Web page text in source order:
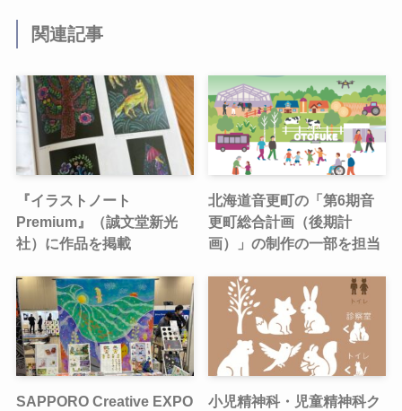
関連記事
『イラストノート
Premium』（誠文堂新光
社）に作品を掲載
北海道音更町の「第6期音
更町総合計画（後期計
画）」の制作の一部を担当
SAPPORO Creative EXPO
小児精神科・児童精神科ク